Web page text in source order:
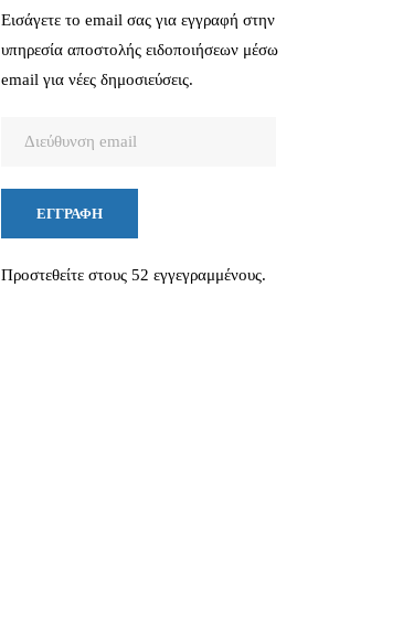
Εισάγετε το email σας για εγγραφή στην
υπηρεσία αποστολής ειδοποιήσεων μέσω
email για νέες δημοσιεύσεις.
ΕΓΓΡΑΦΉ
Προστεθείτε στους 52 εγγεγραμμένους.